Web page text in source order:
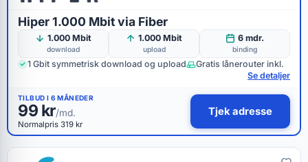
Hiper 1.000 Mbit via Fiber
1.000 Mbit
download
1.000 Mbit
upload
6 mdr.
binding
1 Gbit symmetrisk download og upload
Gratis lånerouter inkl.
Se detaljer
TILBUD I 6 MÅNEDER
99 kr/md.
Normalpris 319 kr
Tjek adresse